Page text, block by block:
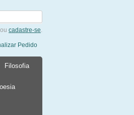
ou cadastre-se.
Pedido
Filosofia